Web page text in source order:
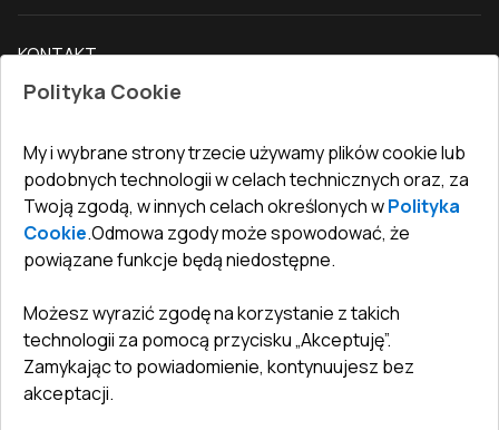
Dla firm, współpraca
Warunki zwrotu towarów
Gwarancja
KONTAKT
Biuro:ul. Święty Marcin 29/8, 61-806 Poznań
undefined(undefined)
info@toptechnik.com.pl
Polityka prywatności
REGULAMIN
Polityka Cookie
My i wybrane strony trzecie używamy plików cookie lub
podobnych technologii w celach technicznych oraz, za
Twoją zgodą, w innych celach określonych wPolityka
Cookie.Odmowa zgody może spowodować, że
powiązane funkcje będą niedostępne.
Możesz wyrazić zgodę na korzystanie z takich
technologii za pomocą przycisku „Akceptuję”.
Zamykając to powiadomienie, kontynuujesz bez
akceptacji.